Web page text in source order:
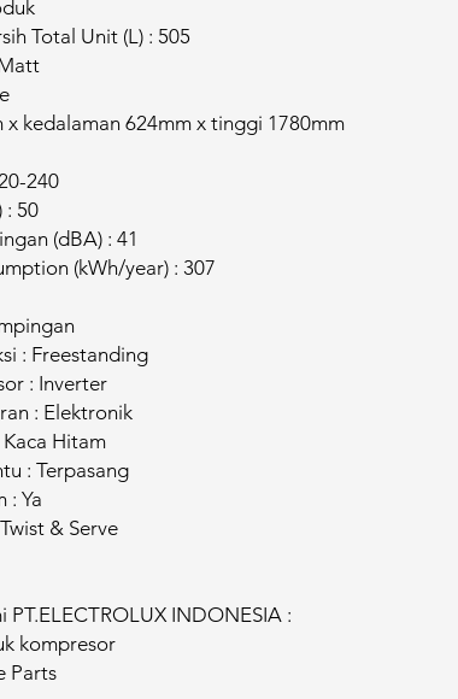
Total Unit (L) : 505
x kedalaman 624mm x tinggi 1780mm
240
: 50
(dBA) : 41
(kWh/year) : 307
: Freestanding
: Inverter
: Elektronik
Hitam
: Terpasang
: Ya
& Serve
PT.ELECTROLUX INDONESIA :
kompresor
Parts